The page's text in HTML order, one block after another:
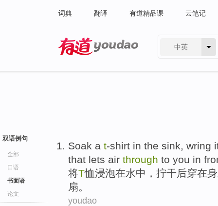
词典 翻译 有道精品课 云笔记
中英
双语例句
全部
口语
书面语
论文
Soak a t-shirt in the sink, wring
that lets air through to you in
将T恤浸泡在水中 ， 拧干后穿在
扇。
youdao